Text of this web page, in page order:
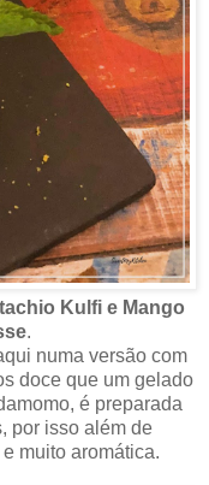
Kulfi e Mango
.
numa versão com
doce que um gelado
é preparada
por isso além de
muito aromática.